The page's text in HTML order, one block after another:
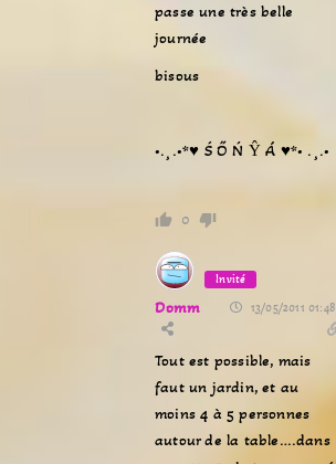
passe une très belle
journée
bisous
•.¸.•*♥ Ś Ő Ń Ŷ Á ♥*• .¸.•
0
Invité
Domm 13/05/2011 01:48
Tout est possible, mais
faut un jardin, et au
moins 4 à 5 personnes
autour de la table….dans